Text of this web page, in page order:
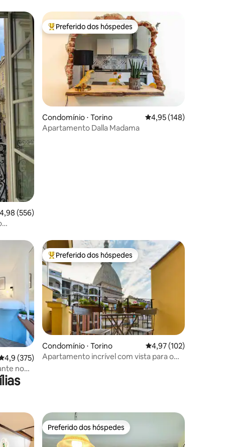
hóspedes
de uma avaliação média de 5, 556 avaliações
4,98 (556)
Entre os melhores preferidos dos hóspedes
Preferido dos hóspedes
Condomínio ⋅ Torino 4,95 de uma avaliação
4,95 (148)
Apartamento Dalla Madama
de uma avaliação média de 5, 375 avaliações
4,9 (375)
no
Entre os melhores preferidos dos hóspedes
Preferido dos hóspedes
Condomínio ⋅ Torino 4,97 de uma avaliação
4,97 (102)
Apartamento incrível com vista para o
Preferido dos hóspedes
Preferido dos hóspedes